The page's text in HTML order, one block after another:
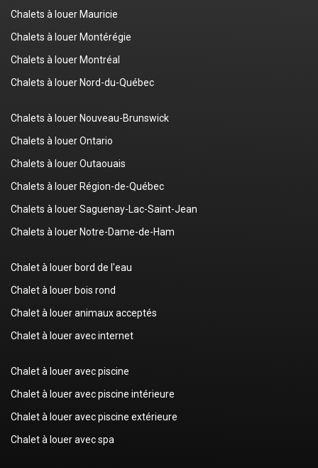
Chalets à louer Mauricie
Chalets à louer Montérégie
Chalets à louer Montréal
Chalets à louer Nord-du-Québec
Chalets à louer Nouveau-Brunswick
Chalets à louer Ontario
Chalets à louer Outaouais
Chalets à louer Région-de-Québec
Chalets à louer Saguenay-Lac-Saint-Jean
Chalets à louer Notre-Dame-de-Ham
Chalet à louer bord de l'eau
Chalet à louer bois rond
Chalet à louer animaux acceptés
Chalet à louer avec internet
Chalet à louer avec piscine
Chalet à louer avec piscine intérieure
Chalet à louer avec piscine extérieure
Chalet à louer avec spa